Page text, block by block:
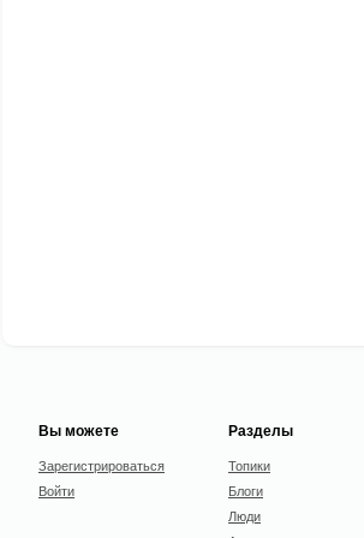
Вы можете
Зарегистрироваться
Войти
Разделы
Топики
Блоги
Люди